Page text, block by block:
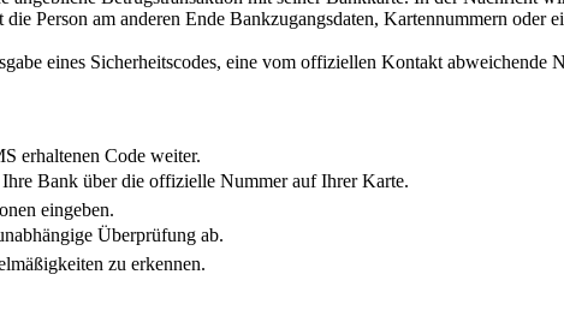
Person am anderen Ende Bankzugangsdaten, Kartennummern oder
eines Sicherheitscodes, eine vom offiziellen Kontakt abweichende
erhaltenen Code weiter.
Bank über die offizielle Nummer auf Ihrer Karte.
eingeben.
Überprüfung ab.
zu erkennen.